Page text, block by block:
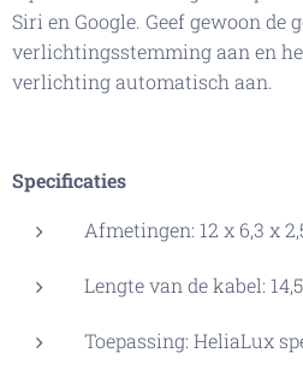
Siri en Google. Geef gewoon de
verlichtingsstemming aan en
verlichting automatisch aan.
Specificaties
Afmetingen: 12 x 6,3 x
Lengte van de kabel:
Toepassing: HeliaLux